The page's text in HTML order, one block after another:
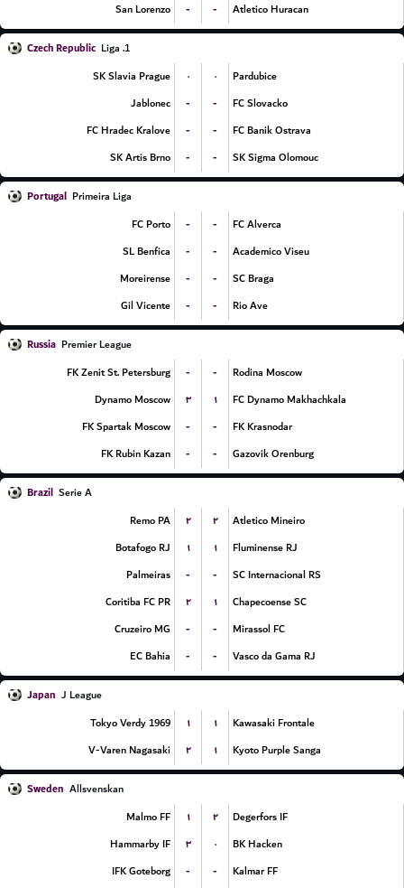
San Lorenzo
- - Atletico Huracan
Czech Republic
1. Liga
SK Slavia Prague
۰ ۰
Pardubice
Jablonec
- -
FC Slovacko
FC Hradec Kralove
- -
FC Banik Ostrava
SK Artis Brno
- - SK Sigma Olomouc
Portugal Primeira Liga
FC Porto
- -
FC Alverca
SL Benfica
- -
Academico Viseu
Moreirense
- -
SC Braga
Gil Vicente
- - Rio Ave
Russia Premier League
FK Zenit St. Petersburg
- -
Rodina Moscow
Dynamo Moscow
۳ ۱
FC Dynamo Makhachkala
FK Spartak Moscow
- -
FK Krasnodar
FK Rubin Kazan
- - Gazovik Orenburg
Brazil Serie A
Remo PA
۲ ۲
Atletico Mineiro
Botafogo RJ
۱ ۱
Fluminense RJ
Palmeiras
- -
SC Internacional RS
Coritiba FC PR
۲ ۱
Chapecoense SC
Cruzeiro MG
- -
Mirassol FC
EC Bahia
- - Vasco da Gama RJ
Japan J League
Tokyo Verdy 1969
۱ ۱
Kawasaki Frontale
V-Varen Nagasaki
۲ ۱ Kyoto Purple Sanga
Sweden Allsvenskan
Malmo FF
۱ ۲
Degerfors IF
Hammarby IF
۳ ۰
BK Hacken
IFK Goteborg
- -
Kalmar FF